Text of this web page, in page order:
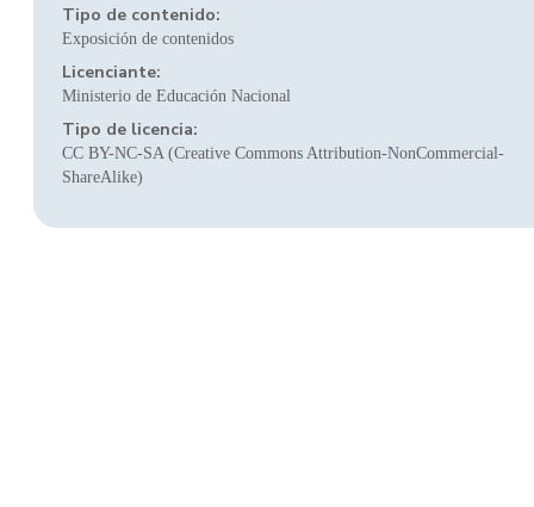
Tipo de contenido:
Exposición de contenidos
Licenciante:
Ministerio de Educación Nacional
Tipo de licencia:
CC BY-NC-SA (Creative Commons Attribution-NonCommercial-
ShareAlike)